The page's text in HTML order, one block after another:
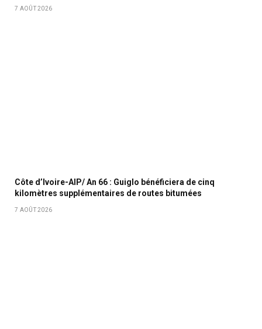
7 AOÛT 2026
Côte d’Ivoire-AIP/ An 66 : Guiglo bénéficiera de cinq
kilomètres supplémentaires de routes bitumées
7 AOÛT 2026